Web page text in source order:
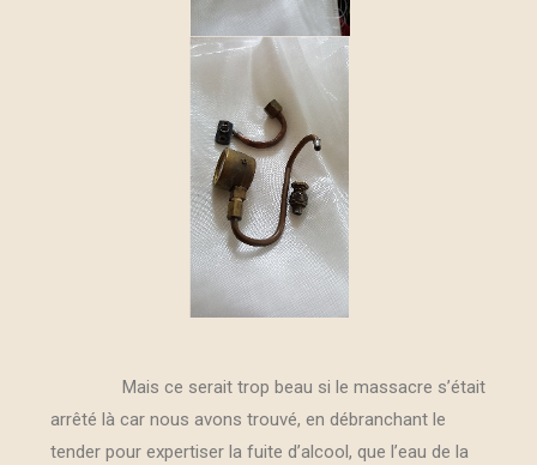
Mais ce serait trop beau si le massacre s’était
arrêté là car nous avons trouvé, en débranchant le
tender pour expertiser la fuite d’alcool, que l’eau de la